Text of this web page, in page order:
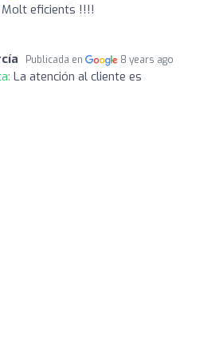
Molt eficients !!!!
Publicada en 8 years ago
La atención al cliente es